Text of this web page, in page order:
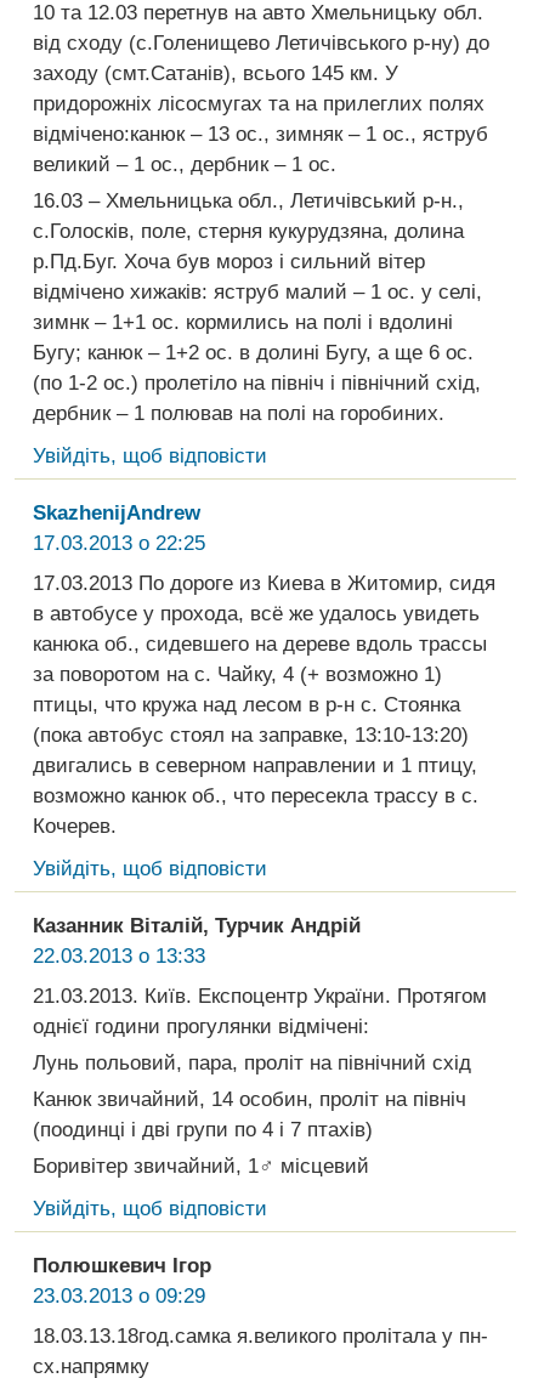
10 та 12.03 перетнув на авто Хмельницьку обл.
від сходу (с.Голенищево Летичівського р-ну) до
заходу (смт.Сатанів), всього 145 км. У
придорожніх лісосмугах та на прилеглих полях
відмічено:канюк – 13 ос., зимняк – 1 ос., яструб
великий – 1 ос., дербник – 1 ос.
16.03 – Хмельницька обл., Летичівський р-н.,
с.Голосків, поле, стерня кукурудзяна, долина
р.Пд.Буг. Хоча був мороз і сильний вітер
відмічено хижаків: яструб малий – 1 ос. у селі,
зимнк – 1+1 ос. кормились на полі і вдолині
Бугу; канюк – 1+2 ос. в долині Бугу, а ще 6 ос.
(по 1-2 ос.) пролетіло на північ і північний схід,
дербник – 1 полював на полі на горобиних.
Увійдіть, щоб відповісти
SkazhenijAndrew
17.03.2013 о 22:25
17.03.2013 По дороге из Киева в Житомир, сидя
в автобусе у прохода, всё же удалось увидеть
канюка об., сидевшего на дереве вдоль трассы
за поворотом на с. Чайку, 4 (+ возможно 1)
птицы, что кружа над лесом в р-н с. Стоянка
(пока автобус стоял на заправке, 13:10-13:20)
двигались в северном направлении и 1 птицу,
возможно канюк об., что пересекла трассу в с.
Кочерев.
Увійдіть, щоб відповісти
Казанник Віталій, Турчик Андрій
22.03.2013 о 13:33
21.03.2013. Київ. Експоцентр України. Протягом
однієї години прогулянки відмічені:
Лунь польовий, пара, проліт на північний схід
Канюк звичайний, 14 особин, проліт на північ
(поодинці і дві групи по 4 і 7 птахів)
Боривітер звичайний, 1♂ місцевий
Увійдіть, щоб відповісти
Полюшкевич Ігор
23.03.2013 о 09:29
18.03.13.18год.самка я.великого пролітала у пн-
сх.напрямку